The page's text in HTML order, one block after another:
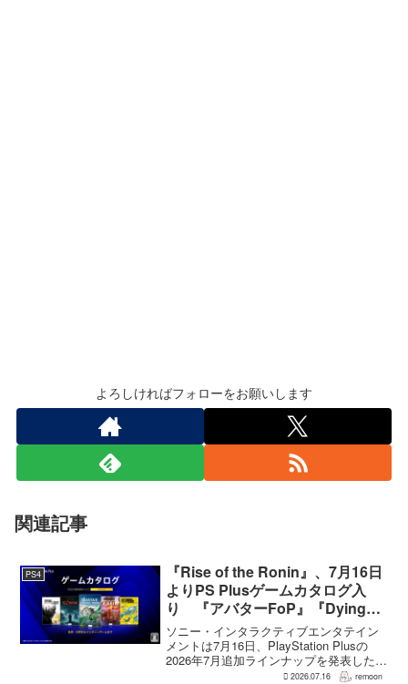
よろしければフォローをお願いします
関連記事
PS4
『Rise of the Ronin』、7月16日
よりPS Plusゲームカタログ入
り 『アバターFoP』『Dying
Light』なども順次配信
ソニー・インタラクティブエンタテイン
メントは7月16日、PlayStation Plusの
2026年7月追加ラインナップを発表した。
幕末の日本を舞台とするTeam NINJAのオ
2026.07.16 remoon